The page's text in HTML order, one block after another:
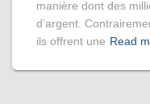
manière dont des
d’argent.
ils offrent une Read